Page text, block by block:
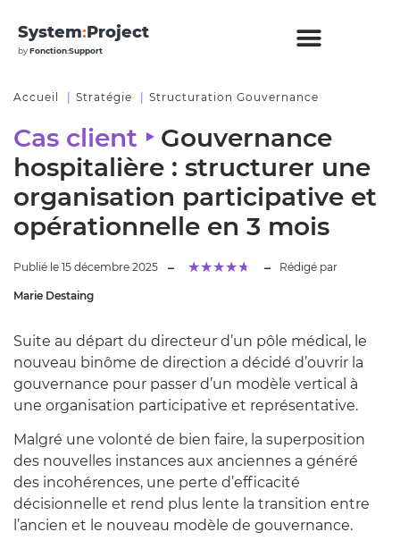
System:Project
byFonction:Support
Accueil Stratégie Structuration Gouvernance
Cas client ‣ Gouvernance
hospitalière : structurer une
organisation participative et
opérationnelle en 3 mois
Publié le 15 décembre 2025 ★★★★★ Rédigé par
Marie Destaing
Suite au départ du directeur d’un pôle médical, le
nouveau binôme de direction a décidé d’ouvrir la
gouvernance pour passer d’un modèle vertical à
une organisation participative et représentative.
Malgré une volonté de bien faire, la superposition
des nouvelles instances aux anciennes a généré
des incohérences, une perte d’efficacité
décisionnelle et rend plus lente la transition entre
l’ancien et le nouveau modèle de gouvernance.